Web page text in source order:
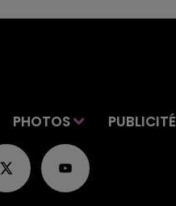
PHOTOS PUBLICITÉ